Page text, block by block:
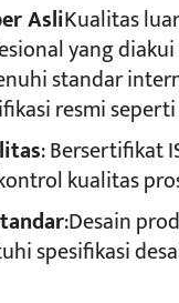
AsliKualitas
yang diakui
standar
resmi seperti
: Bersertifikat
kualitas
:Desain
spesifikasi